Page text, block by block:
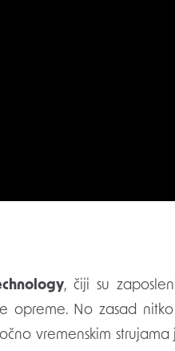
, čiji su
opreme. No zasad
vremenskim